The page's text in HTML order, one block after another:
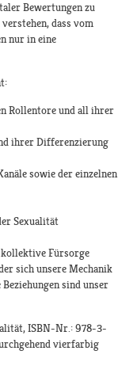
Bewertungen zu
dass vom
nur in eine
Rollentore und all ihrer
ihrer Differenzierung
sowie der einzelnen
Sexualität
Fürsorge
sich unsere Mechanik
sind unser
ISBN-Nr.: 978-3-
vierfarbig